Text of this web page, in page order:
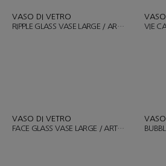
VASO DI VETRO
RIPPLE GLASS VASE LARGE / ART.CVH1593
VIE
VASO DI VETRO
FACE GLASS VASE LARGE / ART.CHV226